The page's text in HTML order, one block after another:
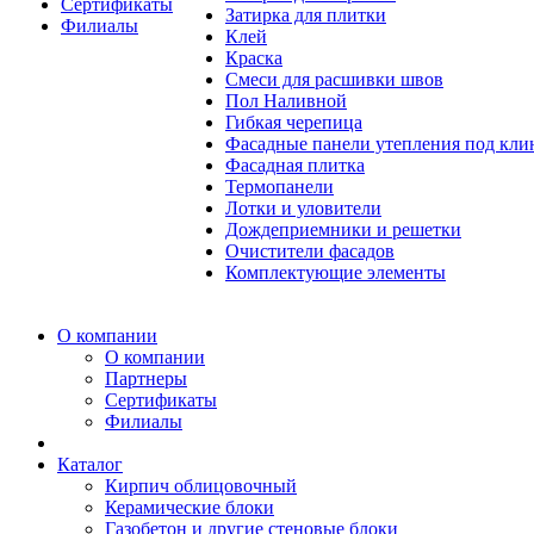
Сертификаты
Филиалы
Затирка для плитки
Клей
Краска
Смеси для расшивки швов
Пол Наливной
Гибкая черепица
Фасадные панели утепления под
Фасадная плитка
Термопанели
Лотки и уловители
Дождеприемники и решетки
Очистители фасадов
Комплектующие элементы
О компании
О компании
Партнеры
Сертификаты
Филиалы
Каталог
Кирпич облицовочный
Керамические блоки
Газобетон и другие стеновые блоки